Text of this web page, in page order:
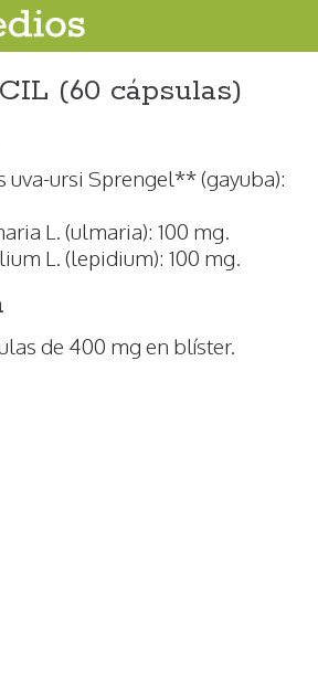
(60 cápsulas)
uva-ursi Sprengel** (gayuba):
L. (ulmaria): 100 mg.
L. (lepidium): 100 mg.
de 400 mg en blíster.